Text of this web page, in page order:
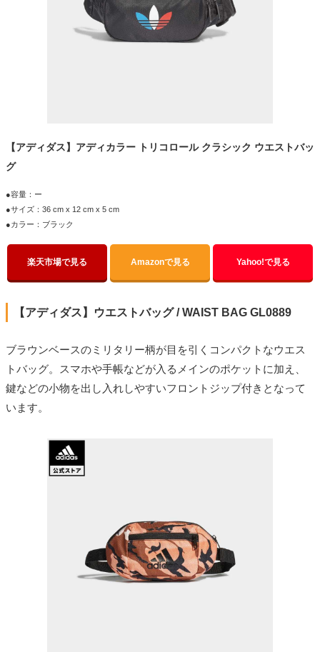
【アディダス】アディカラー トリコロール クラシック ウエストバッ
グ
●容量：ー
●サイズ：36 cm x 12 cm x 5 cm
●カラー：ブラック
楽天市場で見る Amazonで見る Yahoo!で見る
【アディダス】ウエストバッグ / WAIST BAG GL0889
ブラウンベースのミリタリー柄が目を引くコンパクトなウエス
トバッグ。スマホや手帳などが入るメインのポケットに加え、
鍵などの小物を出し入れしやすいフロントジップ付きとなって
います。